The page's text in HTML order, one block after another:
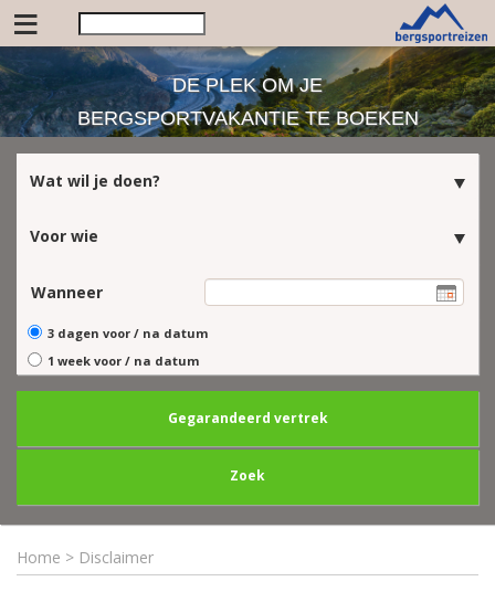
≡
DE PLEK OM JE
BERGSPORTVAKANTIE TE BOEKEN
Wat wil je doen?
Voor wie
Wanneer
3 dagen voor / na datum
1 week voor / na datum
Gegarandeerd vertrek
Zoek
Home > Disclaimer